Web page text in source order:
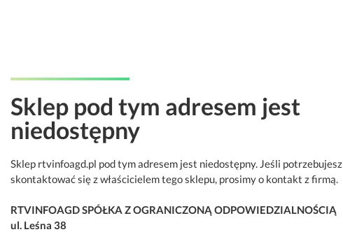
Sklep pod tym adresem jest
niedostępny
Sklep rtvinfoagd.pl pod tym adresem jest niedostępny. Jeśli potrzebujesz
skontaktować się z właścicielem tego sklepu, prosimy o kontakt z firmą.
RTVINFOAGD SPÓŁKA Z OGRANICZONĄ ODPOWIEDZIALNOŚCIĄ
ul. Leśna 38